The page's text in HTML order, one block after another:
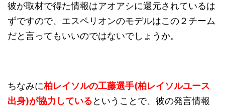
彼が取材で得た情報はアオアシに還元されているは
ずですので、エスペリオンのモデルはこの２チーム
だと言ってもいいのではないでしょうか。
ちなみに柏レイソルの工藤選手(柏レイソルユース
出身)が協力しているということで、彼の発言情報